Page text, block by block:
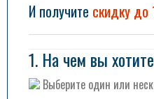
И получите скидку до
1. На чем вы
Выберите один или